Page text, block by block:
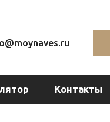
Контакты